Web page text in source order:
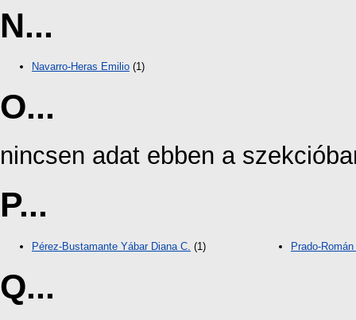
N...
Navarro-Heras Emilio (1)
O...
nincsen adat ebben a
P...
Pérez-Bustamante Yábar Diana C. (1) Prado-
Q...